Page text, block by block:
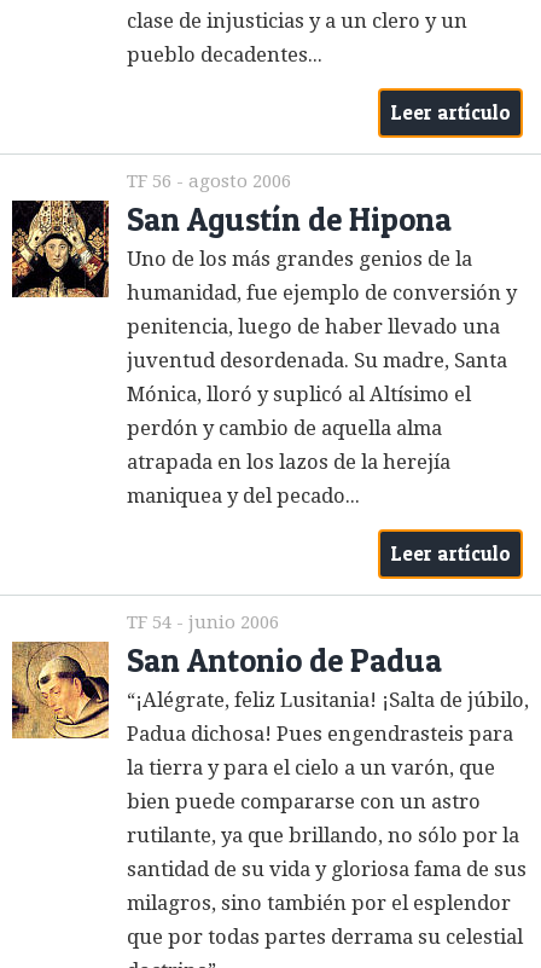
clase de injusticias y a un clero y un
pueblo decadentes...
Leer artículo
TF 56 - agosto 2006
San Agustín de Hipona
Uno de los más grandes genios de la
humanidad, fue ejemplo de conversión y
penitencia, luego de haber llevado una
juventud desordenada. Su madre, Santa
Mónica, lloró y suplicó al Altísimo el
perdón y cambio de aquella alma
atrapada en los lazos de la herejía
maniquea y del pecado...
Leer artículo
TF 54 - junio 2006
San Antonio de Padua
“¡Alégrate, feliz Lusitania! ¡Salta de júbilo,
Padua dichosa! Pues engendrasteis para
la tierra y para el cielo a un varón, que
bien puede compararse con un astro
rutilante, ya que brillando, no sólo por la
santidad de su vida y gloriosa fama de sus
milagros, sino también por el esplendor
que por todas partes derrama su celestial